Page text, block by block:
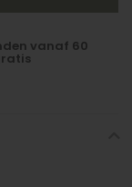
vanaf 60